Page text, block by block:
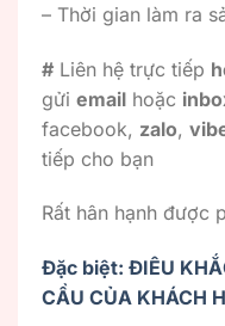
– Thời gian làm ra
# Liên hệ trực tiếp
gửi email hoặc
facebook, zalo,
tiếp cho bạn
Rất hân hạnh được
Đặc biệt: ĐIÊU
CẦU CỦA KHÁCH